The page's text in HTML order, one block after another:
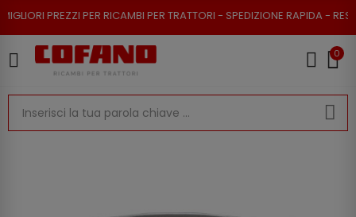
PER RICAMBI PER TRATTORI - SPEDIZIONE RAPIDA - RESO POSSIBILE
0